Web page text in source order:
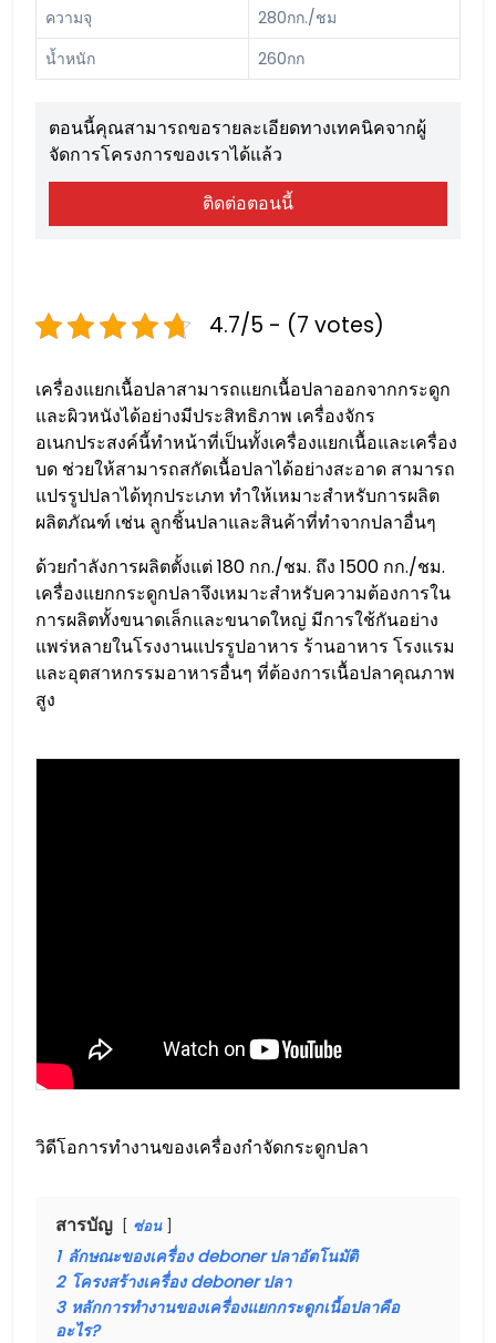
ความจุ
280กก./ชม
น้ำหนัก
260กก
ตอนนี้คุณสามารถขอรายละเอียดทางเทคนิคจากผู้
จัดการโครงการของเราได้แล้ว
ติดต่อตอนนี้
4.7/5 - (7 votes)
เครื่องแยกเนื้อปลาสามารถแยกเนื้อปลาออกจากกระดูก
และผิวหนังได้อย่างมีประสิทธิภาพ เครื่องจักร
อเนกประสงค์นี้ทำหน้าที่เป็นทั้งเครื่องแยกเนื้อและเครื่อง
บด ช่วยให้สามารถสกัดเนื้อปลาได้อย่างสะอาด สามารถ
แปรรูปปลาได้ทุกประเภท ทำให้เหมาะสำหรับการผลิต
ผลิตภัณฑ์ เช่น ลูกชิ้นปลาและสินค้าที่ทำจากปลาอื่นๆ
ด้วยกำลังการผลิตตั้งแต่ 180 กก./ชม. ถึง 1500 กก./ชม.
เครื่องแยกกระดูกปลาจึงเหมาะสำหรับความต้องการใน
การผลิตทั้งขนาดเล็กและขนาดใหญ่ มีการใช้กันอย่าง
แพร่หลายในโรงงานแปรรูปอาหาร ร้านอาหาร โรงแรม
และอุตสาหกรรมอาหารอื่นๆ ที่ต้องการเนื้อปลาคุณภาพ
สูง
วิดีโอการทำงานของเครื่องกำจัดกระดูกปลา
สารบัญ ซ่อน
1 ลักษณะของเครื่อง deboner ปลาอัตโนมัติ
2 โครงสร้างเครื่อง deboner ปลา
3 หลักการทำงานของเครื่องแยกกระดูกเนื้อปลาคือ
อะไร?